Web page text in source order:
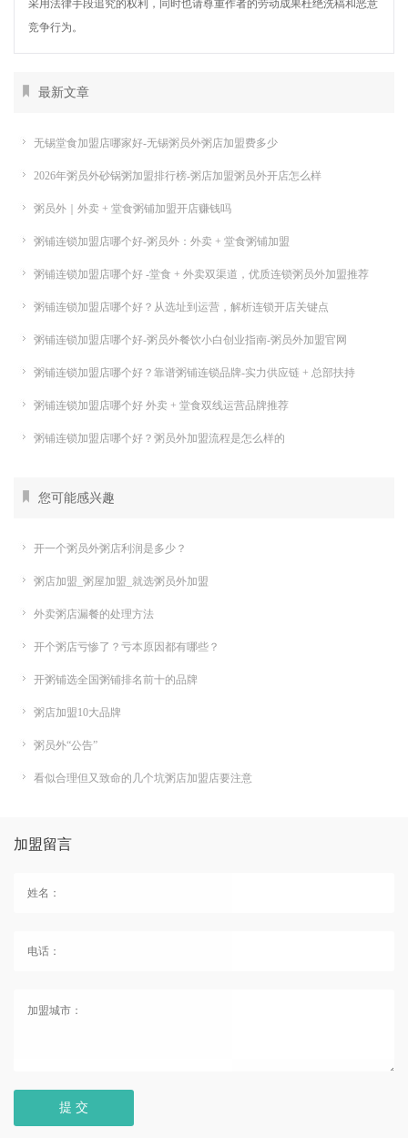
采用法律手段追究的权利，同时也请尊重作者的劳动成果杜绝洗稿和恶意
竞争行为。
最新文章
无锡堂食加盟店哪家好-无锡粥员外粥店加盟费多少
2026年粥员外砂锅粥加盟排行榜-粥店加盟粥员外开店怎么样
粥员外｜外卖 + 堂食粥铺加盟开店赚钱吗
粥铺连锁加盟店哪个好-粥员外：外卖 + 堂食粥铺加盟
粥铺连锁加盟店哪个好 -堂食 + 外卖双渠道，优质连锁粥员外加盟推荐
粥铺连锁加盟店哪个好？从选址到运营，解析连锁开店关键点
粥铺连锁加盟店哪个好-粥员外餐饮小白创业指南-粥员外加盟官网
粥铺连锁加盟店哪个好？靠谱粥铺连锁品牌-实力供应链 + 总部扶持
粥铺连锁加盟店哪个好 外卖 + 堂食双线运营品牌推荐
粥铺连锁加盟店哪个好？粥员外加盟流程是怎么样的
您可能感兴趣
开一个粥员外粥店利润是多少？
粥店加盟_粥屋加盟_就选粥员外加盟
外卖粥店漏餐的处理方法
开个粥店亏惨了？亏本原因都有哪些？
开粥铺选全国粥铺排名前十的品牌
粥店加盟10大品牌
粥员外“公告”
看似合理但又致命的几个坑粥店加盟店要注意
加盟留言
提 交